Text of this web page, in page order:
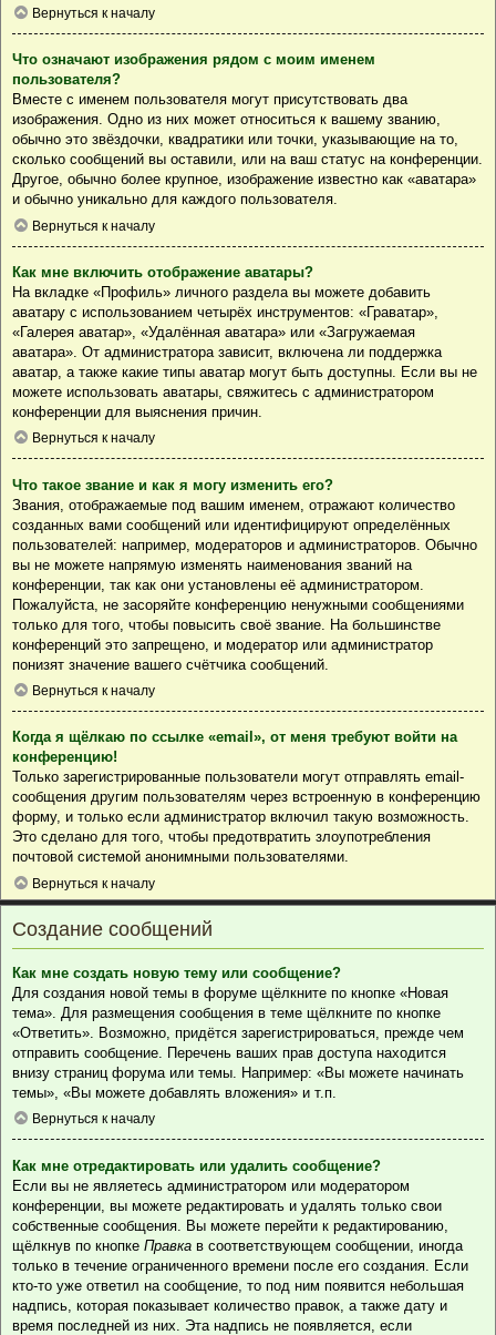
Вернуться к началу
Что означают изображения рядом с моим именем
пользователя?
Вместе с именем пользователя могут присутствовать два
изображения. Одно из них может относиться к вашему званию,
обычно это звёздочки, квадратики или точки, указывающие на то,
сколько сообщений вы оставили, или на ваш статус на конференции.
Другое, обычно более крупное, изображение известно как «аватара»
и обычно уникально для каждого пользователя.
Вернуться к началу
Как мне включить отображение аватары?
На вкладке «Профиль» личного раздела вы можете добавить
аватару с использованием четырёх инструментов: «Граватар»,
«Галерея аватар», «Удалённая аватара» или «Загружаемая
аватара». От администратора зависит, включена ли поддержка
аватар, а также какие типы аватар могут быть доступны. Если вы не
можете использовать аватары, свяжитесь с администратором
конференции для выяснения причин.
Вернуться к началу
Что такое звание и как я могу изменить его?
Звания, отображаемые под вашим именем, отражают количество
созданных вами сообщений или идентифицируют определённых
пользователей: например, модераторов и администраторов. Обычно
вы не можете напрямую изменять наименования званий на
конференции, так как они установлены её администратором.
Пожалуйста, не засоряйте конференцию ненужными сообщениями
только для того, чтобы повысить своё звание. На большинстве
конференций это запрещено, и модератор или администратор
понизят значение вашего счётчика сообщений.
Вернуться к началу
Когда я щёлкаю по ссылке «email», от меня требуют войти на
конференцию!
Только зарегистрированные пользователи могут отправлять email-
сообщения другим пользователям через встроенную в конференцию
форму, и только если администратор включил такую возможность.
Это сделано для того, чтобы предотвратить злоупотребления
почтовой системой анонимными пользователями.
Вернуться к началу
Создание сообщений
Как мне создать новую тему или сообщение?
Для создания новой темы в форуме щёлкните по кнопке «Новая
тема». Для размещения сообщения в теме щёлкните по кнопке
«Ответить». Возможно, придётся зарегистрироваться, прежде чем
отправить сообщение. Перечень ваших прав доступа находится
внизу страниц форума или темы. Например: «Вы можете начинать
темы», «Вы можете добавлять вложения» и т.п.
Вернуться к началу
Как мне отредактировать или удалить сообщение?
Если вы не являетесь администратором или модератором
конференции, вы можете редактировать и удалять только свои
собственные сообщения. Вы можете перейти к редактированию,
щёлкнув по кнопке Правка в соответствующем сообщении, иногда
только в течение ограниченного времени после его создания. Если
кто-то уже ответил на сообщение, то под ним появится небольшая
надпись, которая показывает количество правок, а также дату и
время последней из них. Эта надпись не появляется, если